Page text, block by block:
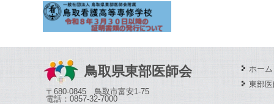
鳥取県東部医師会
〒680-0845 鳥取市富安1-75
電話：0857-32-7000
ホーム
東部